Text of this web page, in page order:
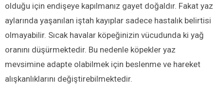
olduğu için endişeye kapılmanız gayet doğaldır. Fakat yaz
aylarında yaşanılan iştah kayıplar sadece hastalık belirtisi
olmayabilir. Sıcak havalar köpeğinizin vücudunda ki yağ
oranını düşürmektedir. Bu nedenle köpekler yaz
mevsimine adapte olabilmek için beslenme ve hareket
alışkanlıklarını değiştirebilmektedir.